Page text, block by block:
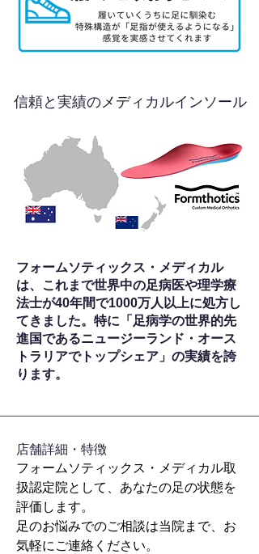
信頼と実績のメディカルインソール
フォームソティックス・メディカル
は、これまで世界中の足病医や理学療
法士が40年間で1000万人以上に処方し
てきました。特に「足病学の世界的先
進国であるニュージーランド・オース
トラリアでトップシェア」の実績を誇
ります。
​店舗詳細・特徴
フォームソティックス・メディカル取
扱認定院として、あなたの足の状態を
評価します。
足のお悩みでのご相談は当院まで、お
気軽にご連絡ください。